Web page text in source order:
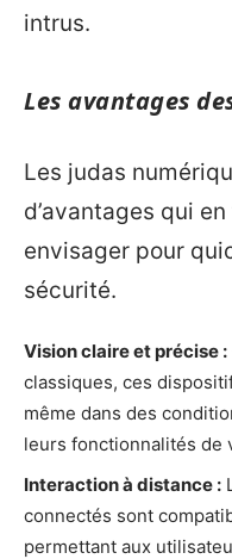
intrus.
Les avantages
Les judas
d’avantages qui
envisager pour
sécurité.
Vision claire et précise :
classiques, ces
même dans des
leurs fonctionnalités de
Interaction à distance :
connectés sont
permettant aux